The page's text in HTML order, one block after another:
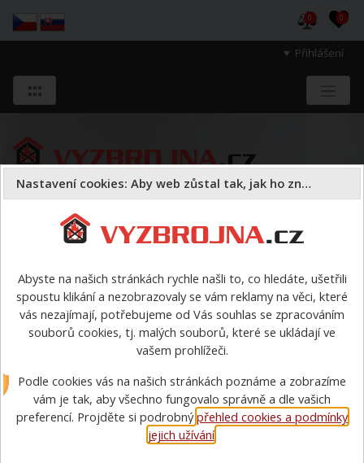
Přihlášení
0 0
a majetek druhých.
Oděvy ostatní>Reflexní elastické šle (poslední kus)
Reflexní elastické šle (poslední
kus)
Nastavení cookies: Aby web zůstal tak, jak ho znáte
Abyste na našich stránkách rychle našli to, co hledáte, ušetřili
spoustu klikání a nezobrazovaly se vám reklamy na věci, které
vás nezajímají, potřebujeme od Vás souhlas se zpracováním
souborů cookies, tj. malých souborů, které se ukládají ve
vašem prohlížeči.
Podle cookies vás na našich stránkách poznáme a zobrazíme
vám je tak, aby všechno fungovalo správně a dle vašich
preferencí. Projděte si podrobnýpřehled cookies a podmínky
jejich užívání.